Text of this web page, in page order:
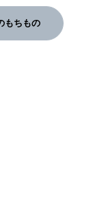
もちもの